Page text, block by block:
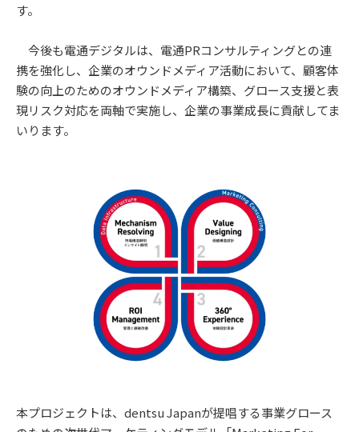
す。
今後も電通デジタルは、電通PRコンサルティングとの連
携を強化し、企業のオウンドメディア活動において、顧客体
験の向上のためのオウンドメディア構築、グロース支援と表
現リスク対応を両軸で実施し、企業の事業成長に貢献してま
いります。
本プロジェクトは、dentsu Japanが提唱する事業グロース